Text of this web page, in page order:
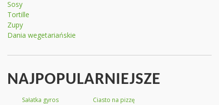
Sosy
Tortille
Zupy
Dania wegetariańskie
NAJPOPULARNIEJSZE
Sałatka gyros Ciasto na pizzę